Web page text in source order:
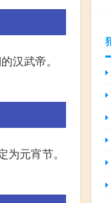
汉武帝。
元宵节。